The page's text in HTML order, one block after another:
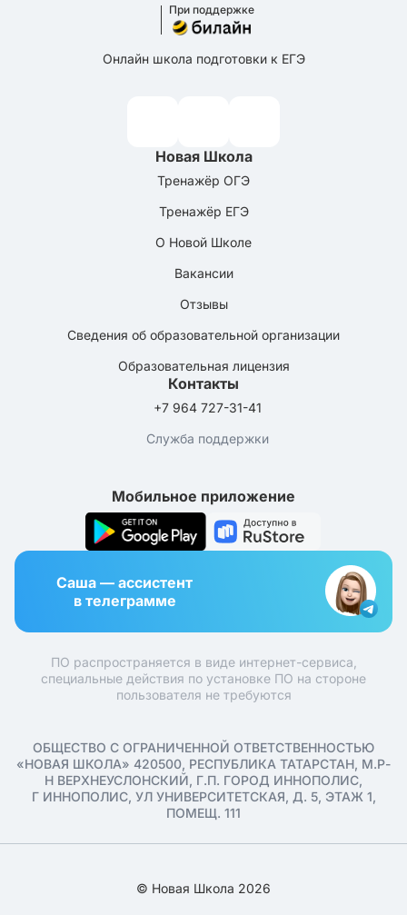
При поддержке
Онлайн школа подготовки к ЕГЭ
Новая Школа
Тренажёр ОГЭ
Тренажёр ЕГЭ
О Новой Школе
Вакансии
Отзывы
Сведения об образовательной организации
Образовательная лицензия
Контакты
+7 964 727-31-41
Служба поддержки
Мобильное приложение
Саша — ассистент
в телеграмме
ПО распространяется в виде интернет-сервиса,
специальные действия по установке ПО на стороне
пользователя не требуются
ОБЩЕСТВО С ОГРАНИЧЕННОЙ ОТВЕТСТВЕННОСТЬЮ
«НОВАЯ ШКОЛА» 420500, РЕСПУБЛИКА ТАТАРСТАН, М.Р-
Н ВЕРХНЕУСЛОНСКИЙ, Г.П. ГОРОД ИННОПОЛИС,
Г ИННОПОЛИС, УЛ УНИВЕРСИТЕТСКАЯ, Д. 5, ЭТАЖ 1,
ПОМЕЩ. 111
© Новая Школа 2026